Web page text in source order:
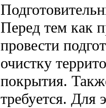
Перед тем как
провести
очистку
покрытия.
требуется. Для